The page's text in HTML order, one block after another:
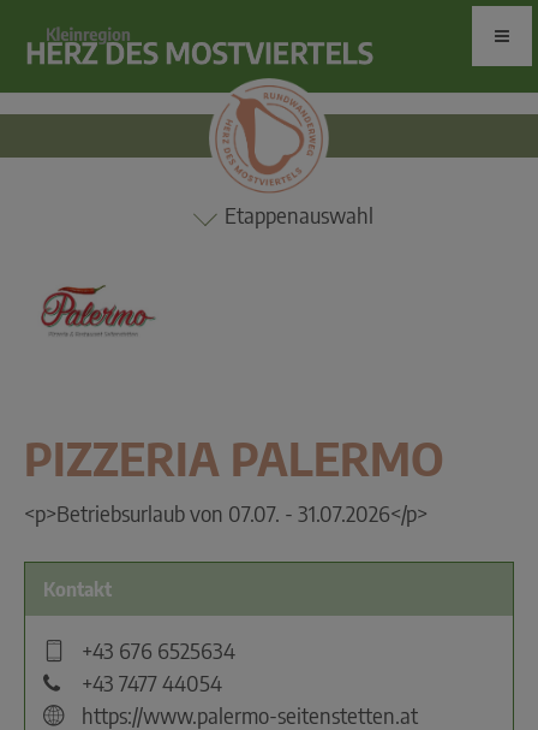
Etappenauswahl
PIZZERIA PALERMO
<p>Betriebsurlaub von 07.07. - 31.07.2026</p>
Kontakt
+43 676 6525634
+43 7477 44054
https://www.palermo-seitenstetten.at